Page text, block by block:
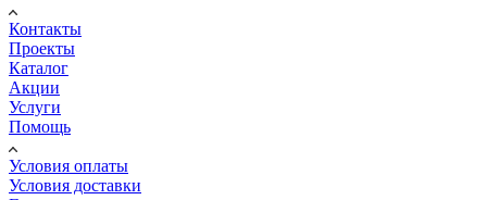
Контакты
Проекты
Каталог
Акции
Услуги
Помощь
Условия оплаты
Условия доставки